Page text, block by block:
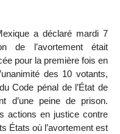
a déclaré mardi 7
de l’avortement était
pour la première fois en
des 10 votants,
Code pénal de l’État de
d’une peine de prison.
actions en justice contre
États où l’avortement est